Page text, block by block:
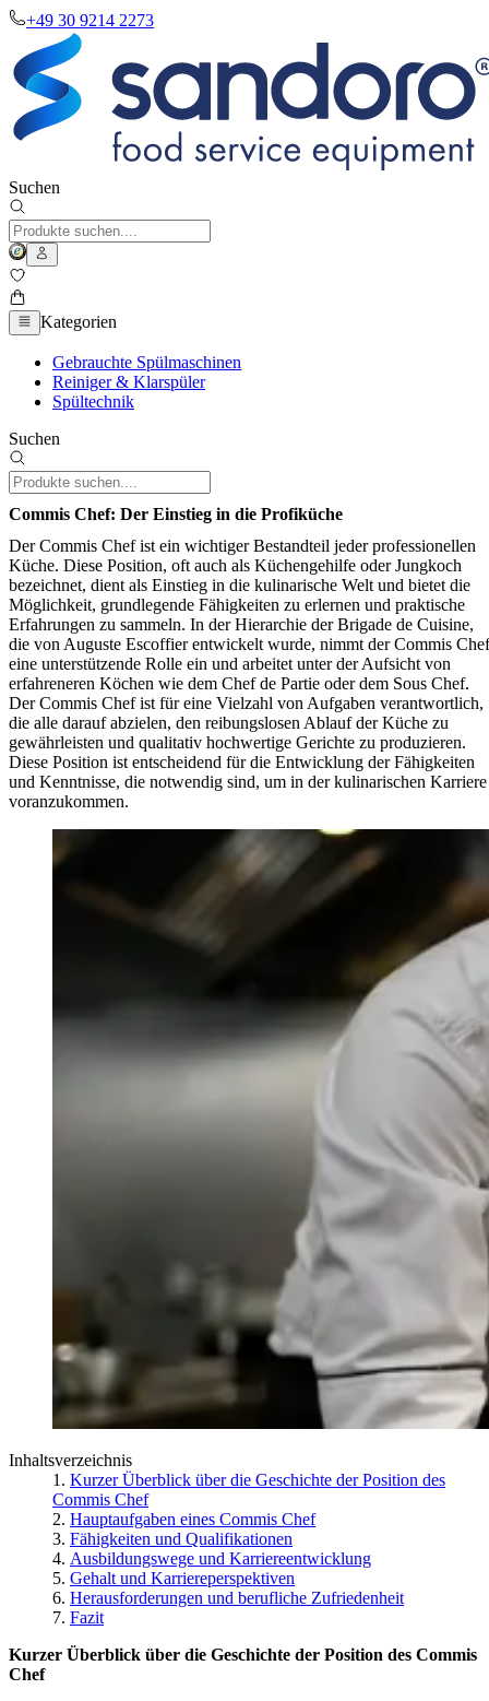
+49 30 9214 2273
Suchen
Kategorien
Gebrauchte Spülmaschinen
Reiniger & Klarspüler
Spültechnik
Suchen
Commis Chef: Der Einstieg in die Profiküche
Der Commis Chef ist ein wichtiger Bestandteil jeder professionellen
Küche. Diese Position, oft auch als Küchengehilfe oder Jungkoch
bezeichnet, dient als Einstieg in die kulinarische Welt und bietet die
Möglichkeit, grundlegende Fähigkeiten zu erlernen und praktische
Erfahrungen zu sammeln. In der Hierarchie der Brigade de Cuisine,
die von Auguste Escoffier entwickelt wurde, nimmt der Commis Chef
eine unterstützende Rolle ein und arbeitet unter der Aufsicht von
erfahreneren Köchen wie dem Chef de Partie oder dem Sous Chef.
Der Commis Chef ist für eine Vielzahl von Aufgaben verantwortlich,
die alle darauf abzielen, den reibungslosen Ablauf der Küche zu
gewährleisten und qualitativ hochwertige Gerichte zu produzieren.
Diese Position ist entscheidend für die Entwicklung der Fähigkeiten
und Kenntnisse, die notwendig sind, um in der kulinarischen Karriere
voranzukommen.
Inhaltsverzeichnis
Kurzer Überblick über die Geschichte der Position des
Commis Chef
Hauptaufgaben eines Commis Chef
Fähigkeiten und Qualifikationen
Ausbildungswege und Karriereentwicklung
Gehalt und Karriereperspektiven
Herausforderungen und berufliche Zufriedenheit
Fazit
Kurzer Überblick über die Geschichte der Position des Commis
Chef